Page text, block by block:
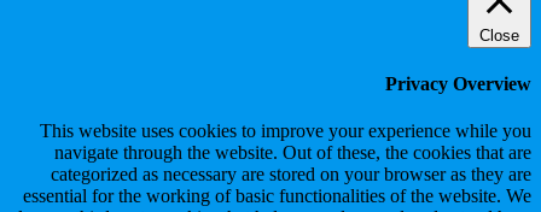
Close
Privacy Overview
This website uses cookies to improve your experience while you
navigate through the website. Out of these, the cookies that are
categorized as necessary are stored on your browser as they are
essential for the working of basic functionalities of the website. We